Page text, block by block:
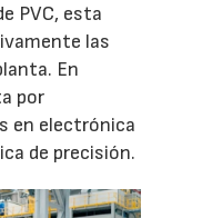
PVC, esta
las
En
por
en electrónica
de precisión.